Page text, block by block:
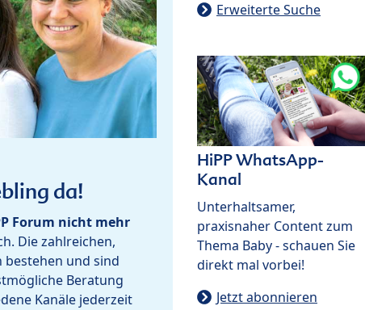
da!
Forum nicht mehr
Die zahlreichen,
bestehen und sind
Beratung
Kanäle jederzeit
Erweiterte Suche
HiPP WhatsApp-
Kanal
Unterhaltsamer,
praxisnaher Content zum
Thema Baby - schauen Sie
direkt mal vorbei!
Jetzt abonnieren